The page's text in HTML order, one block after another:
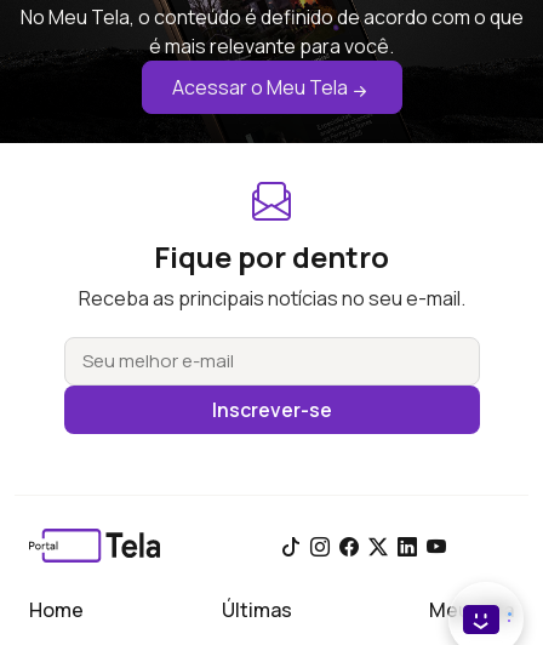
No Meu Tela, o conteúdo é definido de acordo com o que
é mais relevante para você.
Acessar o Meu Tela
Fique por dentro
Receba as principais notícias no seu e-mail.
Inscrever-se
Home Últimas Meu Tela